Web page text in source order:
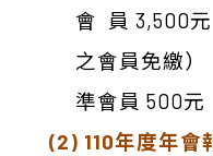
會 員 3,500
之會員免繳）
準會員 500元
(2) 110年度年會